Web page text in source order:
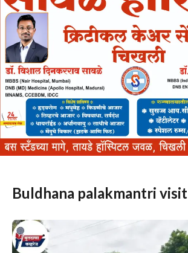
Buldhana palakmantri visit